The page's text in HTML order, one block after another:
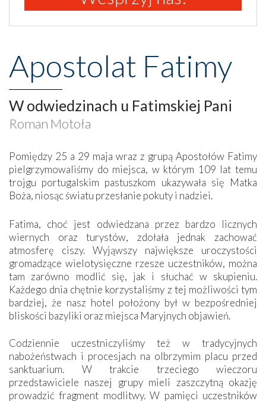
Apostolat Fatimy
W odwiedzinach u Fatimskiej Pani
Roman Motoła
Pomiędzy 25 a 29 maja wraz z grupą Apostołów Fatimy
pielgrzymowaliśmy do miejsca, w którym 109 lat temu
trojgu portugalskim pastuszkom ukazywała się Matka
Boża, niosąc światu przesłanie pokuty i nadziei.
Fatima, choć jest odwiedzana przez bardzo licznych
wiernych oraz turystów, zdołała jednak zachować
atmosferę ciszy. Wyjąwszy największe uroczystości
gromadzące wielotysięczne rzesze uczestników, można
tam zarówno modlić się, jak i słuchać w skupieniu.
Każdego dnia chętnie korzystaliśmy z tej możliwości tym
bardziej, że nasz hotel położony był w bezpośredniej
bliskości bazyliki oraz miejsca Maryjnych objawień.
Codziennie uczestniczyliśmy też w tradycyjnych
nabożeństwach i procesjach na olbrzymim placu przed
sanktuarium. W trakcie trzeciego wieczoru
przedstawiciele naszej grupy mieli zaszczytną okazję
prowadzić fragment modlitwy. W pamięci uczestników